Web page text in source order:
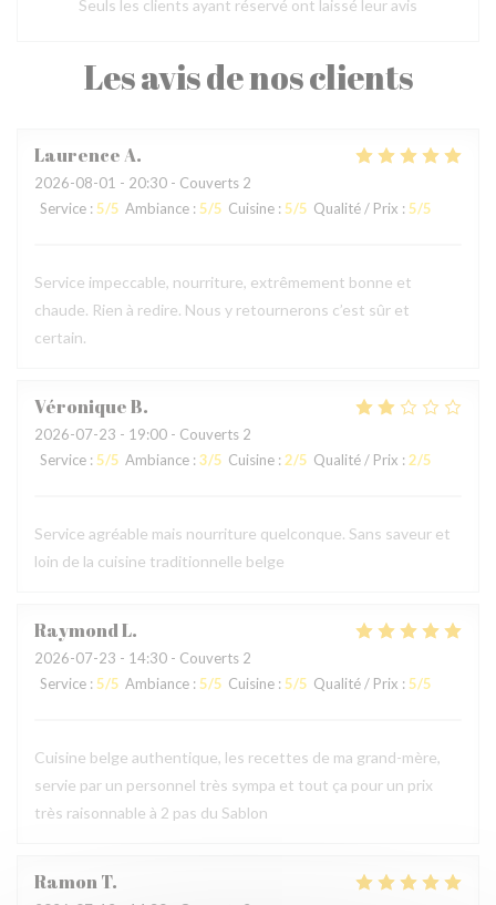
Les avis de nos clients
LaurenceA
2026-08-01 - 20:30 - Couverts 2
Service : 5/5 Ambiance : 5/5 Cuisine : 5/5 Qualité / Prix : 5/5
Service impeccable, nourriture, extrêmement bonne et
chaude. Rien à redire. Nous y retournerons c’est sûr et
certain.
VéroniqueB
2026-07-23 - 19:00 - Couverts 2
Service : 5/5 Ambiance : 3/5 Cuisine : 2/5 Qualité / Prix : 2/5
Service agréable mais nourriture quelconque. Sans saveur et
loin de la cuisine traditionnelle belge
RaymondL
2026-07-23 - 14:30 - Couverts 2
Service : 5/5 Ambiance : 5/5 Cuisine : 5/5 Qualité / Prix : 5/5
Cuisine belge authentique, les recettes de ma grand-mère,
servie par un personnel très sympa et tout ça pour un prix
très raisonnable à 2 pas du Sablon
RamonT
Seuls les clients ayant réservé ont laissé leur avis